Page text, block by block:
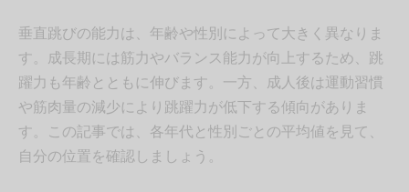
垂直跳びの能力は、年齢や性別によって大きく異なりま
す。成長期には筋力やバランス能力が向上するため、跳
躍力も年齢とともに伸びます。一方、成人後は運動習慣
や筋肉量の減少により跳躍力が低下する傾向がありま
す。この記事では、各年代と性別ごとの平均値を見て、
自分の位置を確認しましょう。